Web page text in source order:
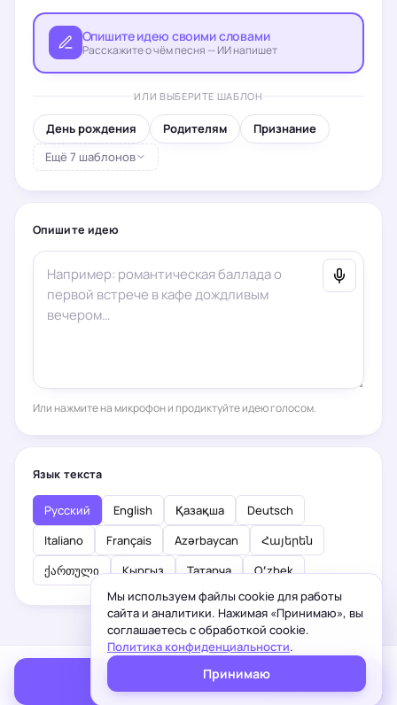
Опишите идею своими словами
Расскажите о чём песня — ИИ напишет
ИЛИ ВЫБЕРИТЕ ШАБЛОН
День рождения Родителям
Признание
Ещё 7 шаблонов
Опишите идею
Или нажмите на микрофон и продиктуйте идею голосом.
Язык текста
Русский English Қазақша
Deutsch
Italiano
Français Azərbaycan
Հայերեն
ქართული
Кыргыз Татарча Oʻzbek
Сгенерировать текст
Мы используем файлы cookie для работы
сайта и аналитики. Нажимая «Принимаю», вы
соглашаетесь с обработкой cookie.
Политика конфиденциальности.
Принимаю